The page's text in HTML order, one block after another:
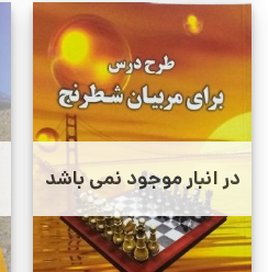
در انبار موجود نمی باشد